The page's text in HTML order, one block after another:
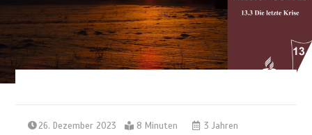
26. Dezember 2023 8 Minuten 3 Jahren